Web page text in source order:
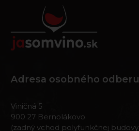
Adresa osobného odberu
Viničná 5
900 27 Bernolákovo
(zadný vchod polyfunkčnej budovy